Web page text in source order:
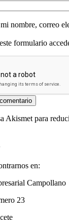
nombre, correo
formulario
Akismet para
en:
Campollano
23